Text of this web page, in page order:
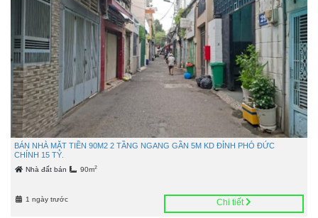
BÁN NHÀ MẶT TIỀN 90M2 2 TẦNG NGANG GẦN 5M KD ĐỈNH PHÓ ĐỨC
CHÍNH 15 TỶ.
Nhà đất bán 90m2
1 ngày trước Chi tiết